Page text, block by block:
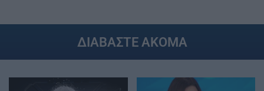
ΔΙΑΒΑΣΤΕ ΑΚΟΜΑ